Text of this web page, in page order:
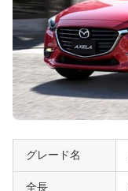
グレード名
全長